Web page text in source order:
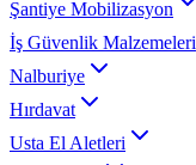
Şantiye Mobilizasyon
İş Güvenlik Malzemeleri
Nalburiye
Hırdavat
Usta El Aletleri